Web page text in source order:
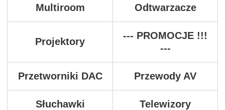
Multiroom Odtwarzacze
Projektory
--- PROMOCJE !!!
---
Przetworniki DAC Przewody AV
Słuchawki Telewizory